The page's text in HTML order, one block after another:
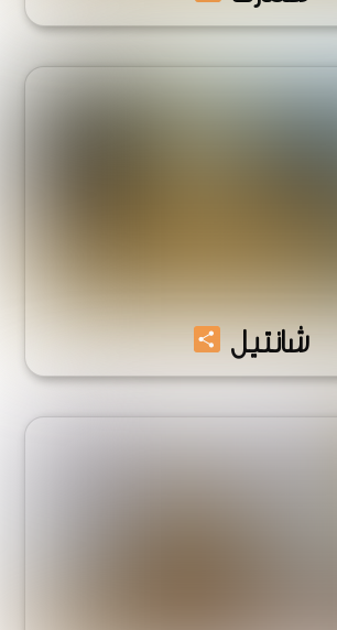
شانتيل Share